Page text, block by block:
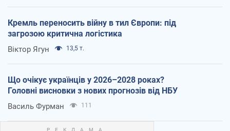
Кремль переносить війну в тил Європи: під
загрозою критична логістика
Віктор Ягун 13,5 т.
Що очікує українців у 2026–2028 роках?
Головні висновки з нових прогнозів від НБУ
Василь Фурман 111